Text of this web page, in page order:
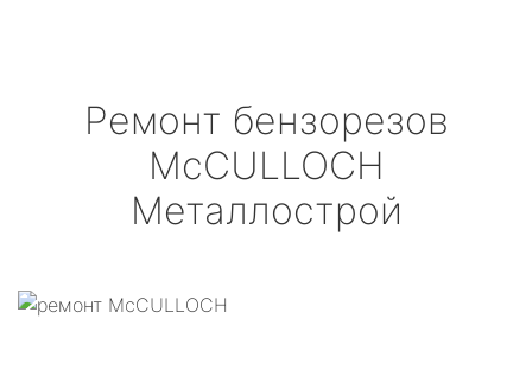
Ремонт бензорезов
McCULLOCH
Металлострой